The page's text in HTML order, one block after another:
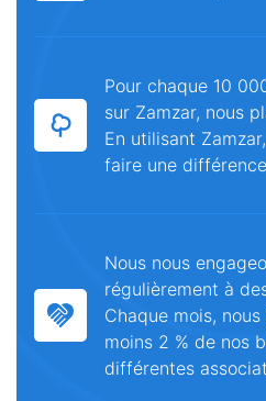
Pour chaque 10
sur Zamzar, nous
En utilisant
faire une
Nous nous
régulièrement à
Chaque mois,
moins 2 % de nos
différentes